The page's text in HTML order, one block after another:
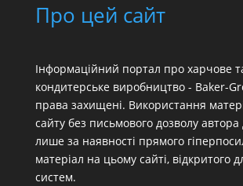
Про цей сайт
Інформаційний портал про харчове
кондитерське виробництво - Baker-
права захищені. Використання
сайту без письмового дозволу автора
лише за наявності прямого
матеріал на цьому сайті, відкритого
систем.